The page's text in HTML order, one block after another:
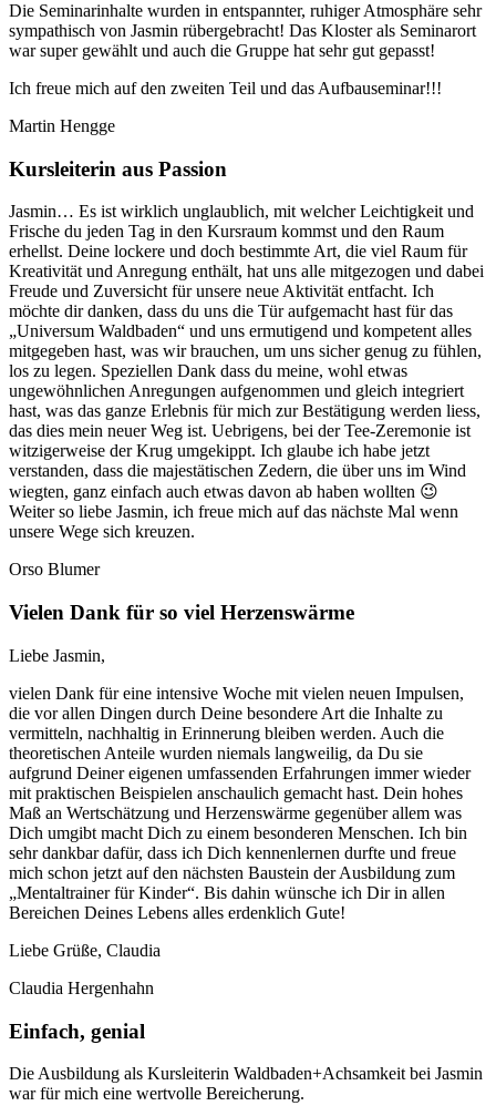
Die Seminarinhalte wurden in entspannter, ruhiger Atmosphäre sehr
sympathisch von Jasmin rübergebracht! Das Kloster als Seminarort
war super gewählt und auch die Gruppe hat sehr gut gepasst!
Ich freue mich auf den zweiten Teil und das Aufbauseminar!!!
Martin Hengge
Kursleiterin aus Passion
Jasmin… Es ist wirklich unglaublich, mit welcher Leichtigkeit und
Frische du jeden Tag in den Kursraum kommst und den Raum
erhellst. Deine lockere und doch bestimmte Art, die viel Raum für
Kreativität und Anregung enthält, hat uns alle mitgezogen und dabei
Freude und Zuversicht für unsere neue Aktivität entfacht. Ich
möchte dir danken, dass du uns die Tür aufgemacht hast für das
„Universum Waldbaden“ und uns ermutigend und kompetent alles
mitgegeben hast, was wir brauchen, um uns sicher genug zu fühlen,
los zu legen. Speziellen Dank dass du meine, wohl etwas
ungewöhnlichen Anregungen aufgenommen und gleich integriert
hast, was das ganze Erlebnis für mich zur Bestätigung werden liess,
das dies mein neuer Weg ist. Uebrigens, bei der Tee-Zeremonie ist
witzigerweise der Krug umgekippt. Ich glaube ich habe jetzt
verstanden, dass die majestätischen Zedern, die über uns im Wind
wiegten, ganz einfach auch etwas davon ab haben wollten 😉
Weiter so liebe Jasmin, ich freue mich auf das nächste Mal wenn
unsere Wege sich kreuzen.
Orso Blumer
Vielen Dank für so viel Herzenswärme
Liebe Jasmin,
vielen Dank für eine intensive Woche mit vielen neuen Impulsen,
die vor allen Dingen durch Deine besondere Art die Inhalte zu
vermitteln, nachhaltig in Erinnerung bleiben werden. Auch die
theoretischen Anteile wurden niemals langweilig, da Du sie
aufgrund Deiner eigenen umfassenden Erfahrungen immer wieder
mit praktischen Beispielen anschaulich gemacht hast. Dein hohes
Maß an Wertschätzung und Herzenswärme gegenüber allem was
Dich umgibt macht Dich zu einem besonderen Menschen. Ich bin
sehr dankbar dafür, dass ich Dich kennenlernen durfte und freue
mich schon jetzt auf den nächsten Baustein der Ausbildung zum
„Mentaltrainer für Kinder“. Bis dahin wünsche ich Dir in allen
Bereichen Deines Lebens alles erdenklich Gute!
Liebe Grüße, Claudia
Claudia Hergenhahn
Einfach, genial
Die Ausbildung als Kursleiterin Waldbaden+Achsamkeit bei Jasmin
war für mich eine wertvolle Bereicherung.